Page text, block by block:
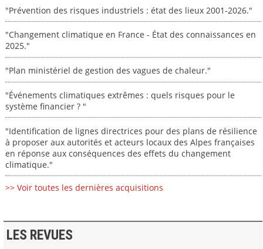
"Prévention des risques industriels : état des lieux 2001-2026."
"Changement climatique en France - État des connaissances en
2025."
"Plan ministériel de gestion des vagues de chaleur."
"Événements climatiques extrêmes : quels risques pour le
système financier ? "
"Identification de lignes directrices pour des plans de résilience
à proposer aux autorités et acteurs locaux des Alpes françaises
en réponse aux conséquences des effets du changement
climatique."
>> Voir toutes les dernières acquisitions
LES REVUES